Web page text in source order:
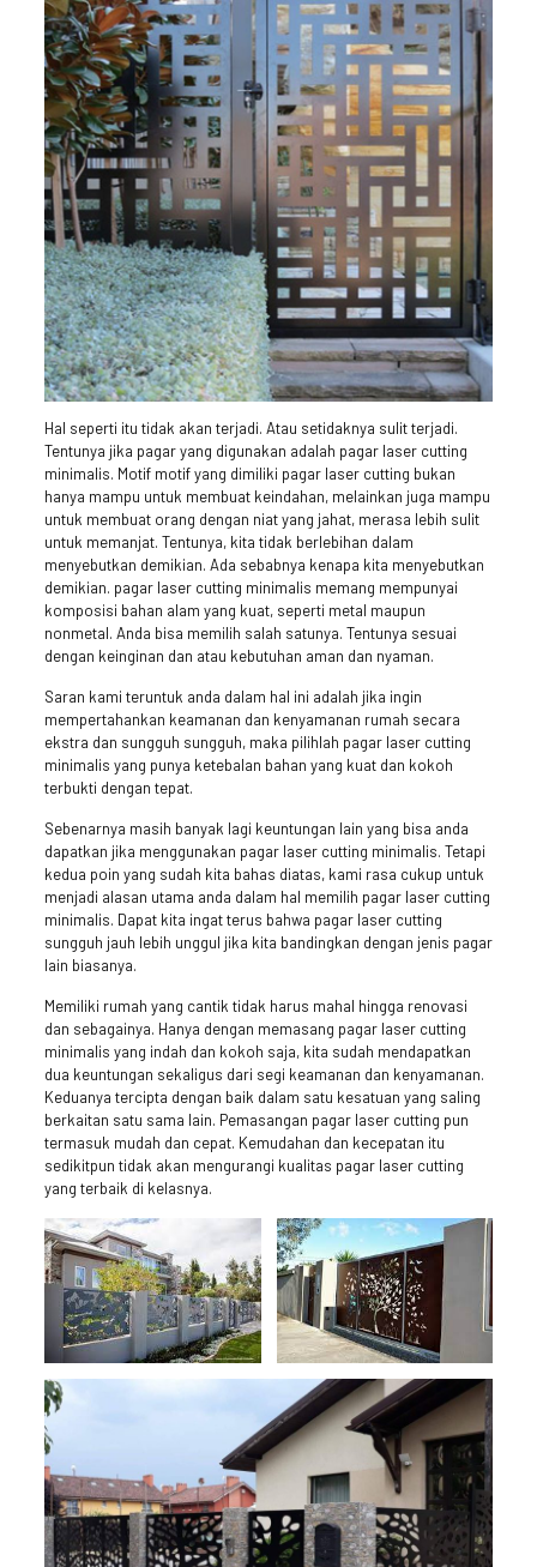
Hal seperti itu tidak akan terjadi. Atau setidaknya sulit terjadi.
Tentunya jika pagar yang digunakan adalah pagar laser cutting
minimalis. Motif motif yang dimiliki pagar laser cutting bukan
hanya mampu untuk membuat keindahan, melainkan juga mampu
untuk membuat orang dengan niat yang jahat, merasa lebih sulit
untuk memanjat. Tentunya, kita tidak berlebihan dalam
menyebutkan demikian. Ada sebabnya kenapa kita menyebutkan
demikian. pagar laser cutting minimalis memang mempunyai
komposisi bahan alam yang kuat, seperti metal maupun
nonmetal. Anda bisa memilih salah satunya. Tentunya sesuai
dengan keinginan dan atau kebutuhan aman dan nyaman.
Saran kami teruntuk anda dalam hal ini adalah jika ingin
mempertahankan keamanan dan kenyamanan rumah secara
ekstra dan sungguh sungguh, maka pilihlah pagar laser cutting
minimalis yang punya ketebalan bahan yang kuat dan kokoh
terbukti dengan tepat.
Sebenarnya masih banyak lagi keuntungan lain yang bisa anda
dapatkan jika menggunakan pagar laser cutting minimalis. Tetapi
kedua poin yang sudah kita bahas diatas, kami rasa cukup untuk
menjadi alasan utama anda dalam hal memilih pagar laser cutting
minimalis. Dapat kita ingat terus bahwa pagar laser cutting
sungguh jauh lebih unggul jika kita bandingkan dengan jenis pagar
lain biasanya.
Memiliki rumah yang cantik tidak harus mahal hingga renovasi
dan sebagainya. Hanya dengan memasang pagar laser cutting
minimalis yang indah dan kokoh saja, kita sudah mendapatkan
dua keuntungan sekaligus dari segi keamanan dan kenyamanan.
Keduanya tercipta dengan baik dalam satu kesatuan yang saling
berkaitan satu sama lain. Pemasangan pagar laser cutting pun
termasuk mudah dan cepat. Kemudahan dan kecepatan itu
sedikitpun tidak akan mengurangi kualitas pagar laser cutting
yang terbaik di kelasnya.